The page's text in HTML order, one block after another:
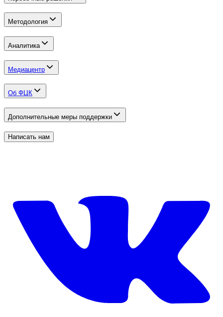
Методология
Аналитика
Медиацентр
Об ФЦК
Дополнительные меры поддержки
Написать нам